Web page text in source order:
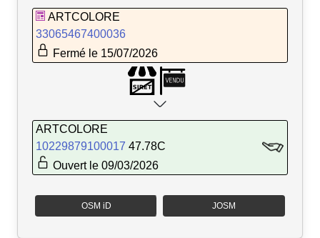
ARTCOLORE
33065467400036
Fermé le 15/07/2026
ARTCOLORE
10229879100017 47.78C
Ouvert le 09/03/2026
OSM iD JOSM